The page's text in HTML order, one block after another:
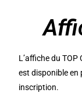
L’affiche du
est disponible en
inscription.